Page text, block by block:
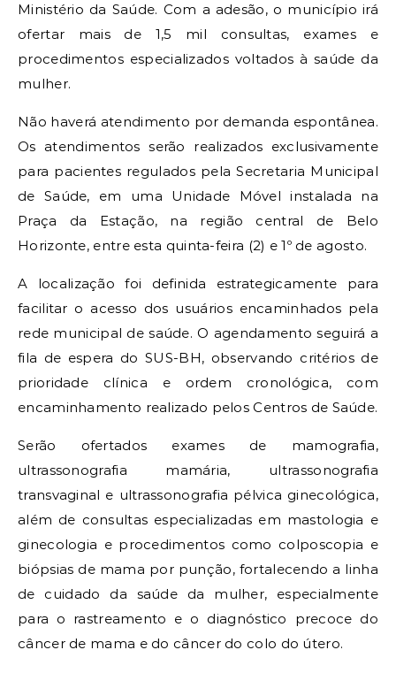
Ministério da Saúde. Com a adesão, o município irá
ofertar mais de 1,5 mil consultas, exames e
procedimentos especializados voltados à saúde da
mulher.
Não haverá atendimento por demanda espontânea.
Os atendimentos serão realizados exclusivamente
para pacientes regulados pela Secretaria Municipal
de Saúde, em uma Unidade Móvel instalada na
Praça da Estação, na região central de Belo
Horizonte, entre esta quinta-feira (2) e 1º de agosto.
A localização foi definida estrategicamente para
facilitar o acesso dos usuários encaminhados pela
rede municipal de saúde. O agendamento seguirá a
fila de espera do SUS-BH, observando critérios de
prioridade clínica e ordem cronológica, com
encaminhamento realizado pelos Centros de Saúde.
Serão ofertados exames de mamografia,
ultrassonografia mamária, ultrassonografia
transvaginal e ultrassonografia pélvica ginecológica,
além de consultas especializadas em mastologia e
ginecologia e procedimentos como colposcopia e
biópsias de mama por punção, fortalecendo a linha
de cuidado da saúde da mulher, especialmente
para o rastreamento e o diagnóstico precoce do
câncer de mama e do câncer do colo do útero.